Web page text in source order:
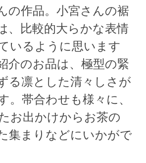
の作品。小宮さんの裾
、比較的大らかな表情
いるように思います
介のお品は、極型の緊
る凛とした清々しさが
。帯合わせも様々に、
お出かけからお茶の
集まりなどにいかがで